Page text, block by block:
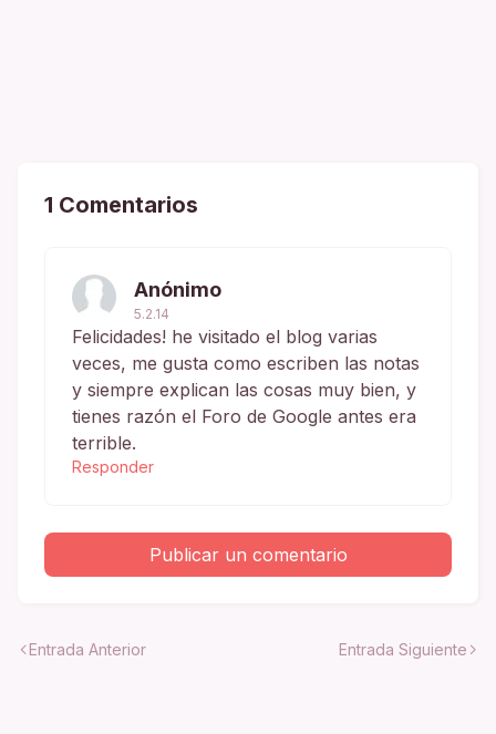
1 Comentarios
Anónimo
5.2.14
Felicidades! he visitado el blog varias
veces, me gusta como escriben las notas
y siempre explican las cosas muy bien, y
tienes razón el Foro de Google antes era
terrible.
Responder
Publicar un comentario
Entrada Anterior Entrada Siguiente